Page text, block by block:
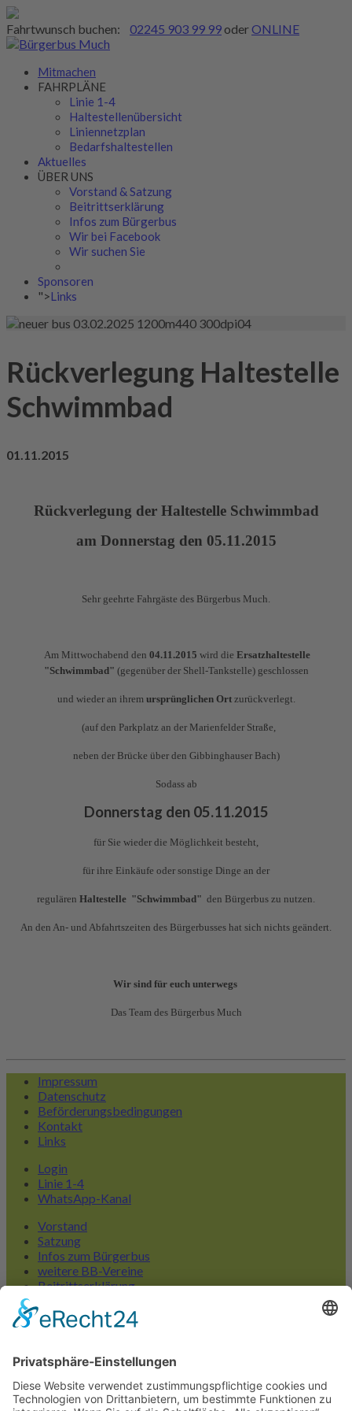
Fahrtwunsch buchen: 02245 903 99 99 oderONLINE
Mitmachen
FAHRPLÄNE
Linie 1-4
Haltestellenübersicht
Liniennetzplan
Bedarfshaltestellen
Aktuelles
ÜBER UNS
Vorstand & Satzung
Beitrittserklärung
Infos zum Bürgerbus
Wir bei Facebook
Wir suchen Sie
Sponsoren
">Links
Rückverlegung Haltestelle
Schwimmbad
01.11.2015
Rückverlegung der Haltestelle Schwimmbad
am Donnerstag den 05.11.2015
Sehr geehrte Fahrgäste des Bürgerbus Much.
Am Mittwochabend den 04.11.2015 wird die Ersatzhaltestelle
"Schwimmbad" (gegenüber der Shell-Tankstelle) geschlossen
und wieder an ihrem ursprünglichen Ortzurückverlegt.
(auf den Parkplatz an der Marienfelder Straße,
neben der Brücke über den Gibbinghauser Bach)
Sodass ab
Donnerstag den 05.11.2015
für Sie wieder die Möglichkeit besteht,
für ihre Einkäufe oder sonstige Dinge an der
regulären Haltestelle "Schwimmbad" den Bürgerbus zu nutzen.
An den An- und Abfahrtszeiten des Bürgerbusses hat sich nichts geändert.
Wir sind für euch unterwegs
Das Team des Bürgerbus Much
Impressum
Datenschutz
Beförderungsbedingungen
Kontakt
Links
Login
Linie 1-4
WhatsApp-Kanal
Vorstand
Satzung
Infos zum Bürgerbus
weitere BB-Vereine
Beitrittserklärung
Liniennetzplan
FAQ Bedarfshaltestellen
Bürgerbus App
BB Much bei Facebook